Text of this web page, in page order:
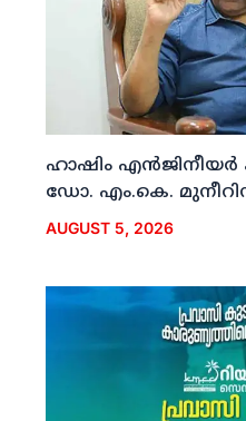
ഹാഷിം
ഡോ. എം.കെ.
AUGUST 5, 2026